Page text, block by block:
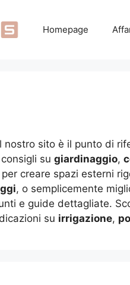
Homepage
nostro sito è il punto di
su giardinaggio,
creare spazi esterni
, o semplicemente
e guide dettagliate.
su irrigazione,